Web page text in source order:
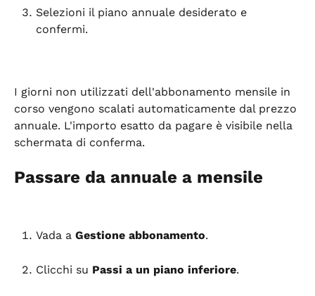
Selezioni il piano annuale desiderato e
confermi.
I giorni non utilizzati dell'abbonamento mensile in
corso vengono scalati automaticamente dal prezzo
annuale. L'importo esatto da pagare è visibile nella
schermata di conferma.
Passare da annuale a mensile
Vada a Gestione abbonamento.
Clicchi su Passi a un piano inferiore.